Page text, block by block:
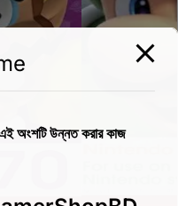
এই অংশটি উন্নত করার কাজ